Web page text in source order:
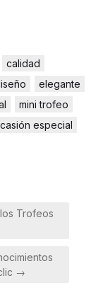
calidad
elegante
mini trofeo
especial
Trofeos
→